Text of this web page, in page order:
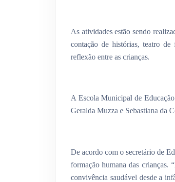
As atividades estão sendo
contação de histórias, teatro de
reflexão entre as crianças.
A Escola Municipal de
Geralda Muzza e Sebastiana da
De acordo com o secretário de
formação humana das crianças.
convivência saudável desde a